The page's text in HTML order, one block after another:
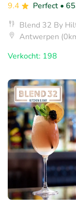
9.4
Perfect •
Blend 32 By
Antwerpen
Verkocht: 198